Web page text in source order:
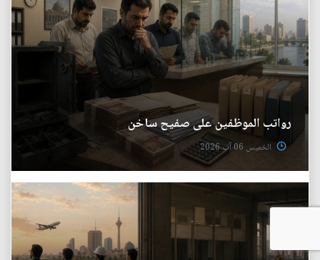
رواتب الموظفين على صفيح ساخن
الخميس 06 آب 2026